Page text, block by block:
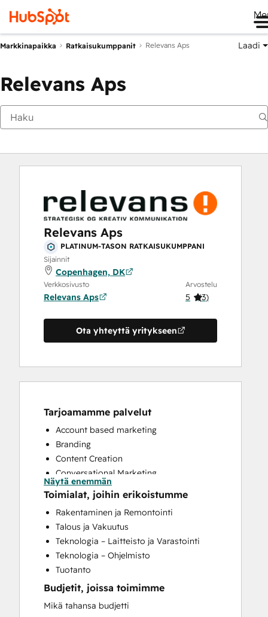
Markkinapaikka Ratkaisukumppanit Relevans Aps Laadi
Relevans Aps
Relevans Aps
PLATINUM-TASON RATKAISUKUMPPANI
Sijainnit
Copenhagen, DK
Verkkosivusto
Relevans Aps
Arvostelu
5 (3)
Ota yhteyttä yritykseen
Tarjoamamme palvelut
Account based marketing
Branding
Content Creation
Conversational Marketing
CRM Implementation
CRM Migration
Custom API Integrations
Customer Marketing
Email Marketing
HubSpot Onboarding
Paid Advertising
Search Engine Optimization
Social Media
Näytä enemmän
Toimialat, joihin erikoistumme
Rakentaminen ja Remontointi
Talous ja Vakuutus
Teknologia – Laitteisto ja Varastointi
Teknologia – Ohjelmisto
Tuotanto
Budjetit, joissa toimimme
Mikä tahansa budjetti